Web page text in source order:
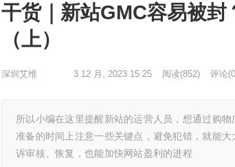
干货｜新站GMC容易被
（上）
深圳艾维 3 12 月, 2023 15:25 阅读(852) 评论
所以小编在这里提醒新站的运营人员，想通过购
准备的时间上注意一些关键点，避免犯错，就能
诉审核、恢复，也能加快网站盈利的进程